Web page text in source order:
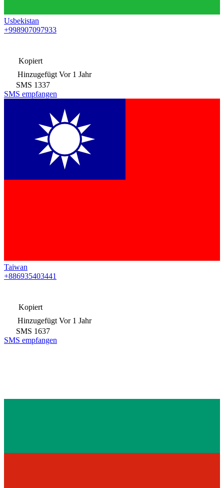
Usbekistan
+998907097933
Kopiert
Hinzugefügt Vor 1 Jahr
SMS 1337
SMS empfangen
Taiwan
+886935403441
Kopiert
Hinzugefügt Vor 1 Jahr
SMS 1637
SMS empfangen